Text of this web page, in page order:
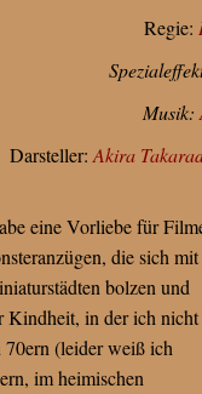
Regie:
Musik:
Darsteller: Akira
eine Vorliebe für
die sich mit
bolzen und
Kindheit, in der ich nicht
(leider weiß ich
im heimischen